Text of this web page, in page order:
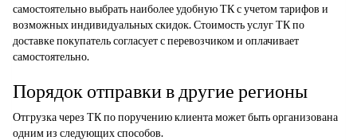
самостоятельно выбрать наиболее удобную ТК с учетом тарифов и
возможных индивидуальных скидок. Стоимость услуг ТК по
доставке покупатель согласует с перевозчиком и оплачивает
самостоятельно.
Порядок отправки в другие регионы
Отгрузка через ТК по поручению клиента может быть организована
одним из следующих способов.